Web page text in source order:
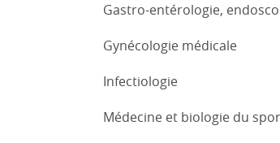
Gastro-entérologie,
Gynécologie médicale
Infectiologie
Médecine et biologie du